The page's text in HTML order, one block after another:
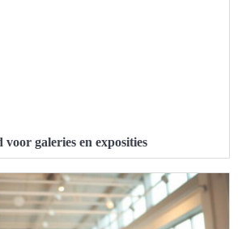
galeries en exposities